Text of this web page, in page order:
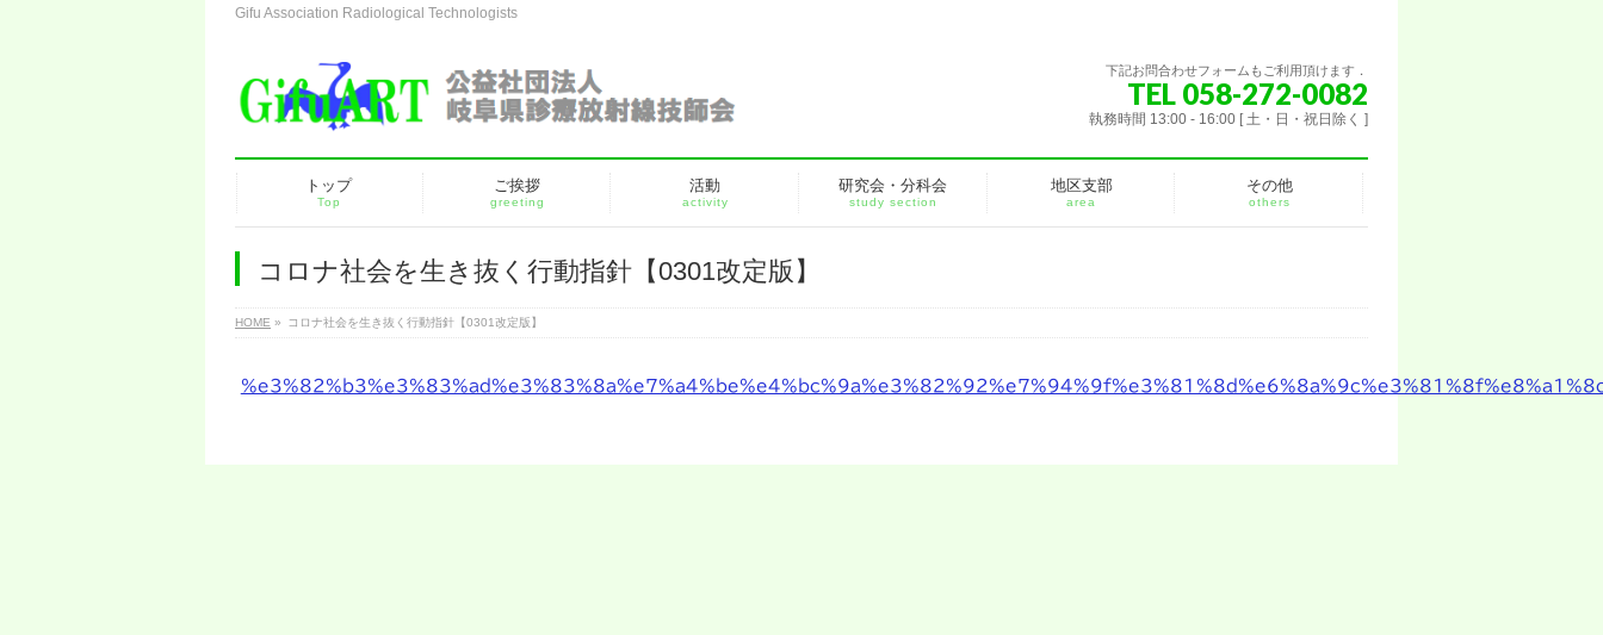
Gifu Association Radiological Technologists
下記お問合わせフォームもご利用頂けます．
TEL 058-272-0082
執務時間 13:00 - 16:00 [ 土・日・祝日除く ]
トップ
Top
ご挨拶
greeting
活動
activity
研究会・分科会
study section
地区支部
area
その他
others
コロナ社会を生き抜く行動指針【0301改定版】
HOME » コロナ社会を生き抜く行動指針【0301改定版】